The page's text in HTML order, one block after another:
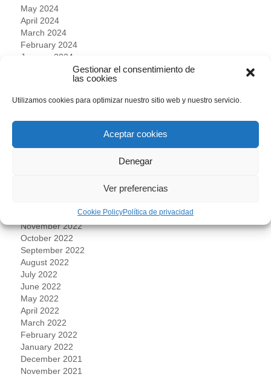
Gestionar el consentimiento de
las cookies
Utilizamos cookies para optimizar nuestro sitio web y nuestro servicio.
Aceptar cookies
Denegar
Ver preferencias
Cookie PolicyPolítica de privacidad
May 2024
April 2024
March 2024
February 2024
January 2024
December 2023
November 2023
September 2023
December 2022
November 2022
October 2022
September 2022
August 2022
July 2022
June 2022
May 2022
April 2022
March 2022
February 2022
January 2022
December 2021
November 2021